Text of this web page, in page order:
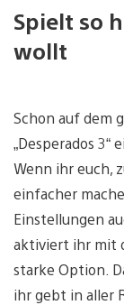
Spielt so
wollt
Schon auf dem
„Desperados 3“
Wenn ihr euch,
einfacher
Einstellungen
aktiviert ihr mit
starke Option.
ihr gebt in aller